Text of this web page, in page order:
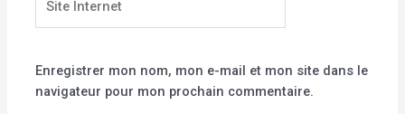
Internet
Enregistrer mon nom, mon e-mail et mon site dans le
navigateur pour mon prochain commentaire.